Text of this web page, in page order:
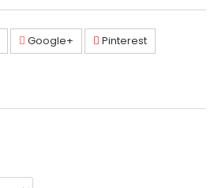
Google+ Pinterest